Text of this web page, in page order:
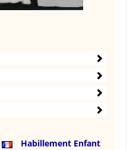
Habillement Enfant